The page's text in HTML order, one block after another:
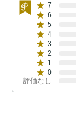
7
6
5
4
3
2
1
0
評価なし